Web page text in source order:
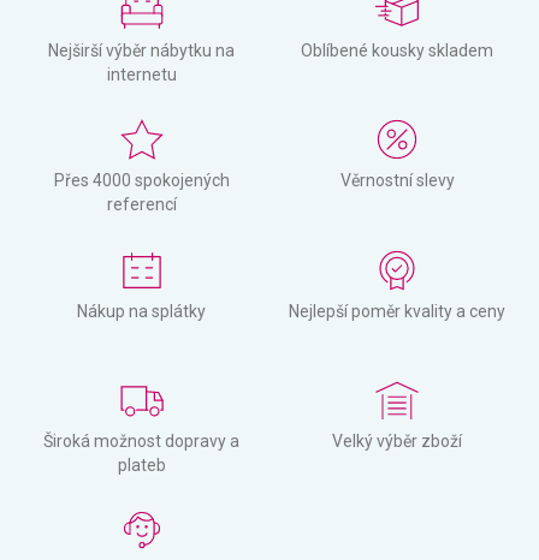
Nejširší výběr nábytku na
internetu
Oblíbené kousky skladem
Přes 4000 spokojených
referencí
Věrnostní slevy
Nákup na splátky Nejlepší poměr kvality a ceny
Široká možnost dopravy a
plateb
Velký výběr zboží